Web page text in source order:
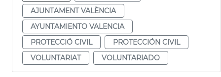
AJUNTAMENT VALÈNCIA
AYUNTAMIENTO VALENCIA
PROTECCIÓ CIVIL
PROTECCIÓN CIVIL
VOLUNTARIAT
VOLUNTARIADO